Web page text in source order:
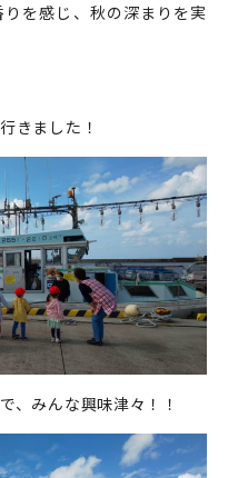
を感じ、秋の深まりを実
きました！
、みんな興味津々！！